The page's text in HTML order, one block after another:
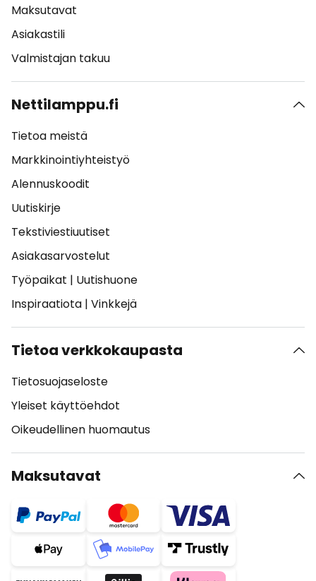
Maksutavat
Asiakastili
Valmistajan takuu
Nettilamppu.fi
Tietoa meistä
Markkinointiyhteistyö
Alennuskoodit
Uutiskirje
Tekstiviestiuutiset
Asiakasarvostelut
Työpaikat | Uutishuone
Inspiraatiota | Vinkkejä
Tietoa verkkokaupasta
Tietosuojaseloste
Yleiset käyttöehdot
Oikeudellinen huomautus
Maksutavat